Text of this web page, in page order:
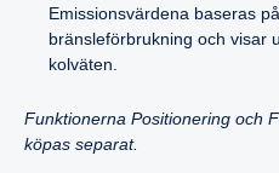
Emissionsvärdena baseras
bränsleförbrukning och visar
kolväten.
Funktionerna Positionering och
köpas separat.